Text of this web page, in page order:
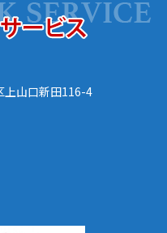
上山口新田116-4